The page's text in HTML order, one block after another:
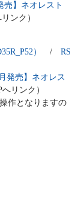
売】ネオレスト
ンク）
） / RS
発売】ネオレス
リンク）
りますの